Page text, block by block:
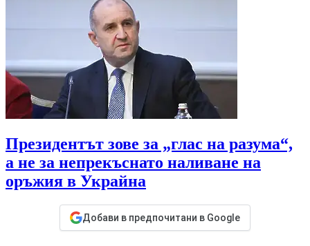
Президентът зове за „глас на разума“,
а не за непрекъснато наливане на
оръжия в Украйна
Добави в предпочитани в Google